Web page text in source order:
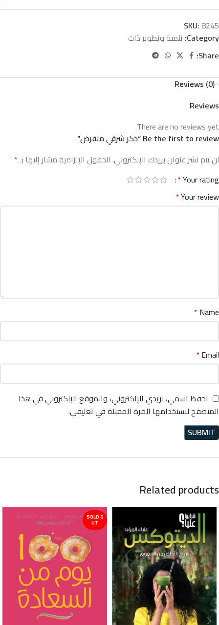
SKU:8245
Category: تنمية وتطوير ذات
Share:
Reviews (0)
Reviews
There are no reviews yet.
Be the first to review “ذكر شرقي منقرض”
لن يتم نشر عنوان بريدك الإلكتروني. الحقول الإلزامية مشار إليها بـ*
Your rating
*
Your review
*
Name
*
Email
*
احفظ اسمي، بريدي الإلكتروني، والموقع الإلكتروني في هذا
المتصفح لاستخدامها المرة المقبلة في تعليقي.
Related products
SOLD O
UT